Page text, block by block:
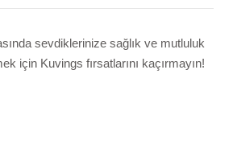
sevdiklerinize sağlık ve mutluluk
için Kuvings fırsatlarını kaçırmayın!